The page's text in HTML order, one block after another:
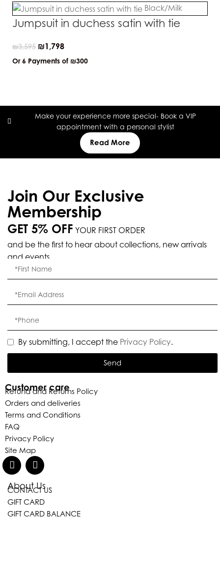
Black/Milk
Jumpsuit in duchess satin with tie
₪3,595 ₪1,798
Or 6 Payments of ₪300
Make your experience more special- Book a VIP
appointment with a personal stylist
Read More
About Us
CONTACT US
GIFT CARD
GIFT CARD BALANCE
Customer care
Refund and Returns Policy
Orders and deliveries
Terms and Conditions
FAQ
Privacy Policy
Site Map
Join Our Exclusive
Membership
GET 5% OFF YOUR FIRST ORDER
and be the first to hear about collections, new arrivals
and events.
By submitting, I accept the Privacy Policy.
Send
Eleganza Israel